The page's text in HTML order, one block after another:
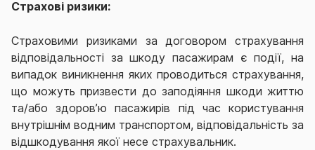
Страхові ризики:
Страховими ризиками за договором страхування
відповідальності за шкоду пасажирам є події, на
випадок виникнення яких проводиться страхування,
що можуть призвести до заподіяння шкоди життю
та/або здоров’ю пасажирів під час користування
внутрішнім водним транспортом, відповідальність за
відшкодування якої несе страхувальник.